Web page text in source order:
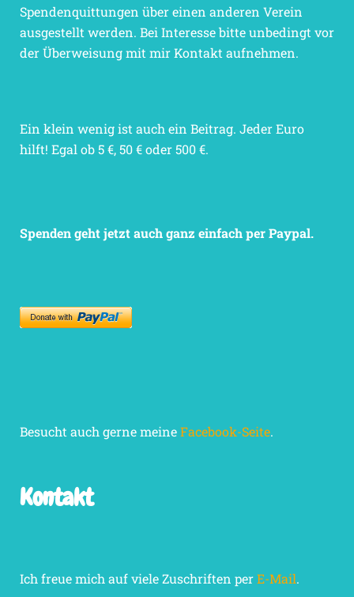
Spendenquittungen über einen anderen Verein
ausgestellt werden. Bei Interesse bitte unbedingt vor
der Überweisung mit mir Kontakt aufnehmen.
Ein klein wenig ist auch ein Beitrag. Jeder Euro
hilft! Egal ob 5 €, 50 € oder 500 €.
Spenden geht jetzt auch ganz einfach per Paypal.
Besucht auch gerne meineFacebook-Seite.
Kontakt
Ich freue mich auf viele Zuschriften perE-Mail.